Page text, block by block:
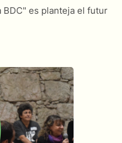
es planteja el futur